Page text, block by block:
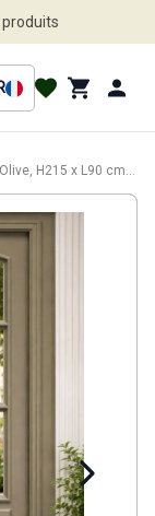
(Poignée, Barillet ref010723NO)